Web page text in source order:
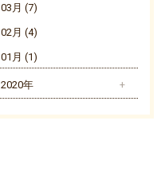
03月 (7)
02月 (4)
01月 (1)
2020年